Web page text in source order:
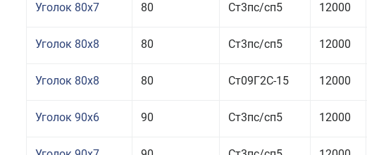
Уголок 80x7 80 Ст3пс/сп5 12000
Уголок 80x8 80 Ст3пс/сп5 12000
Уголок 80x8 80 Ст09Г2С-15 12000
Уголок 90x6 90 Ст3пс/сп5 12000